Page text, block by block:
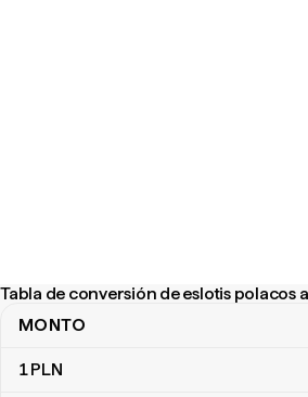
Tabla de conversión de eslotis polacos
Tabla de conversión de eslotis polacos a
MONTO
1PLN